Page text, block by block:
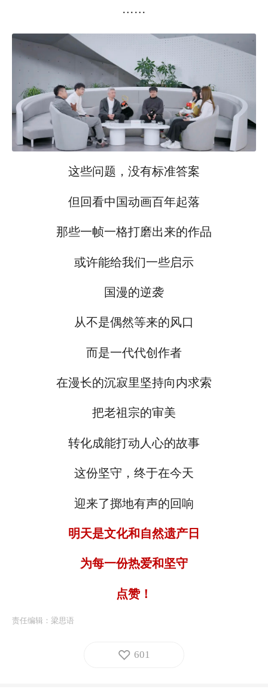
……
这些问题，没有标准答案
但回看中国动画百年起落
那些一帧一格打磨出来的作品
或许能给我们一些启示
国漫的逆袭
从不是偶然等来的风口
而是一代代创作者
在漫长的沉寂里坚持向内求索
把老祖宗的审美
转化成能打动人心的故事
这份坚守，终于在今天
迎来了掷地有声的回响
明天是文化和自然遗产日
为每一份热爱和坚守
点赞！
责任编辑： 梁思语
601